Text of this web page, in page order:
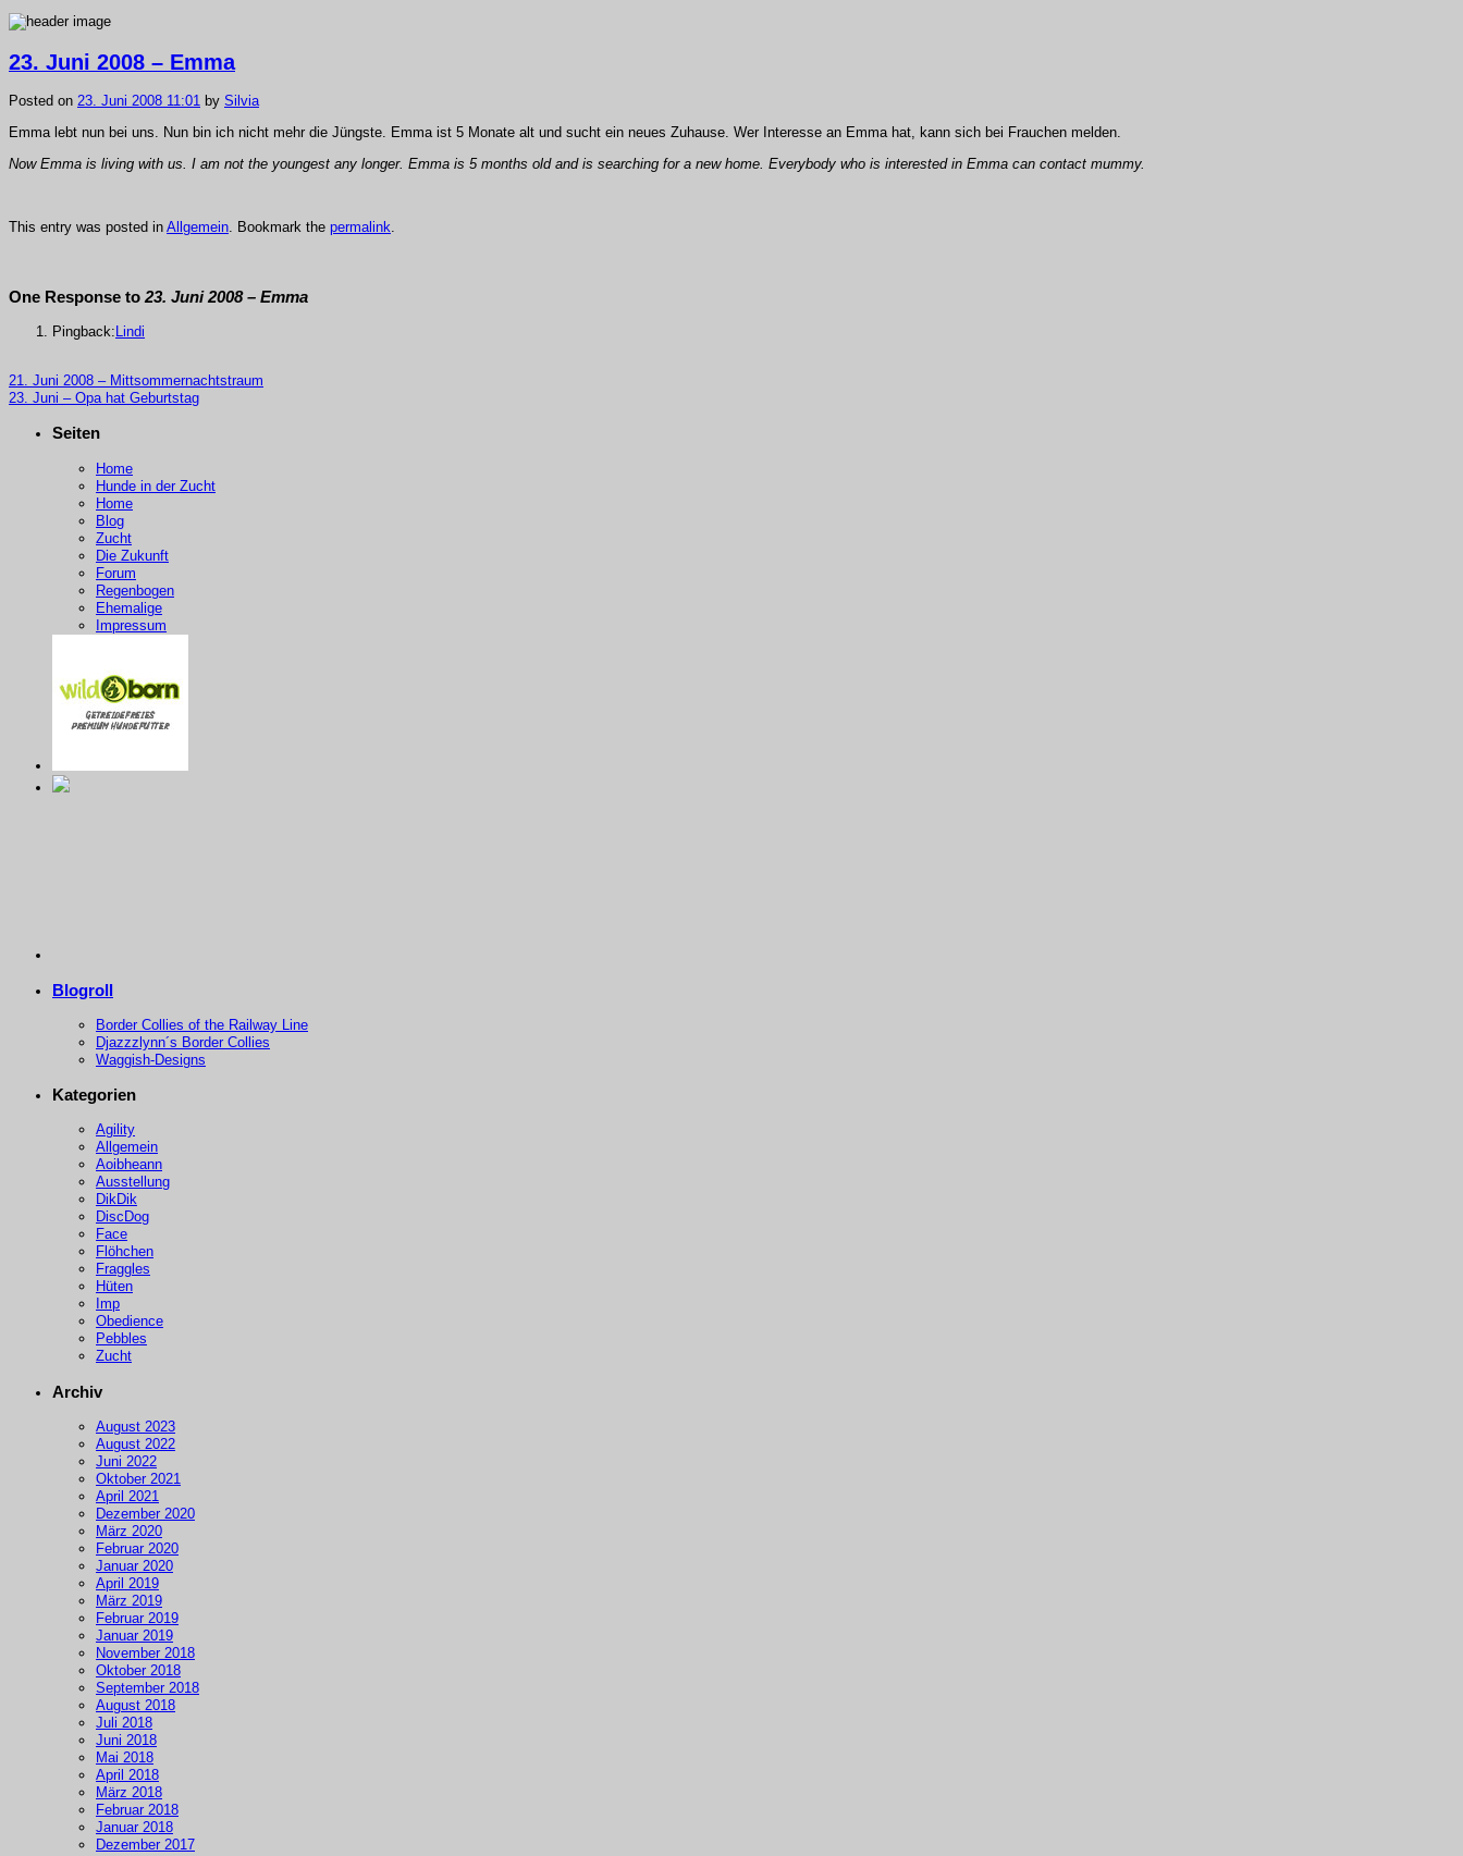
23. Juni 2008 – Emma
Posted on 23. Juni 2008 11:01 by Silvia
Emma lebt nun bei uns. Nun bin ich nicht mehr die Jüngste. Emma ist 5 Monate alt und sucht ein neues Zuhause. Wer Interesse an Emma hat, kann sich bei Frauchen melden.
Now Emma is living with us. I am not the youngest any longer. Emma is 5 months old and is searching for a new home. Everybody who is interested in Emma can contact mummy.
This entry was posted in Allgemein . Bookmark the permalink
One Response to 23. Juni 2008 – Emma
Pingback: Lindi
21. Juni 2008 – Mittsommernachtstraum
23. Juni – Opa hat Geburtstag
Seiten
Home
Hunde in der Zucht
Home
Blog
Zucht
Die Zukunft
Forum
Regenbogen
Ehemalige
Impressum
Blogroll
Border Collies of the Railway Line
Djazzzlynn´s Border Collies
Waggish-Designs
Kategorien
Agility
Allgemein
Aoibheann
Ausstellung
DikDik
DiscDog
Face
Flöhchen
Fraggles
Hüten
Imp
Obedience
Pebbles
Zucht
Archiv
August 2023
August 2022
Juni 2022
Oktober 2021
April 2021
Dezember 2020
März 2020
Februar 2020
Januar 2020
April 2019
März 2019
Februar 2019
Januar 2019
November 2018
Oktober 2018
September 2018
August 2018
Juli 2018
Juni 2018
Mai 2018
April 2018
März 2018
Februar 2018
Januar 2018
Dezember 2017